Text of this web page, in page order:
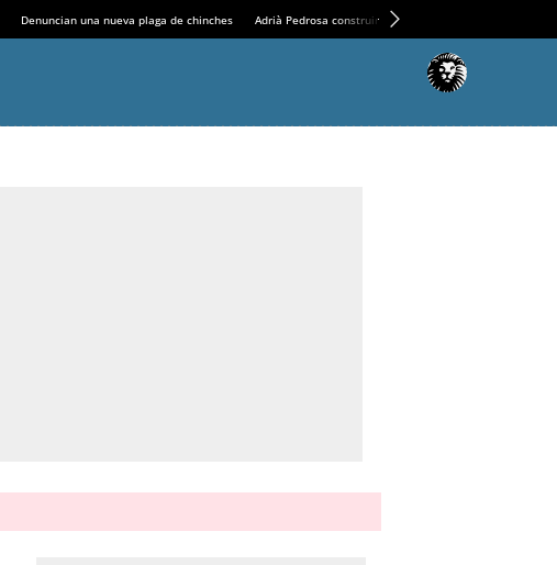
Denuncian una nueva plaga de chinches Adrià Pedrosa construirá la nueva residencia en el